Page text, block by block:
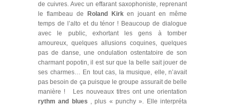
de cuivres. Avec un effarant saxophoniste, reprenant
le flambeau de
Roland Kirken jouant en même
temps de l’alto et du ténor ! Beaucoup de dialogue
avec le public, exhortant les gens à tomber
amoureux, quelques allusions coquines, quelques
pas de danse, une ondulation ostentatoire de son
charmant popotin, il est sur que la belle sait jouer de
ses charmes… En tout cas, la musique, elle, n’avait
pas besoin de ça puisque le groupe assurait de belle
manière ! Les nouveaux titres ont une orientation
rythm and blues , plus « punchy ». Elle interpréta